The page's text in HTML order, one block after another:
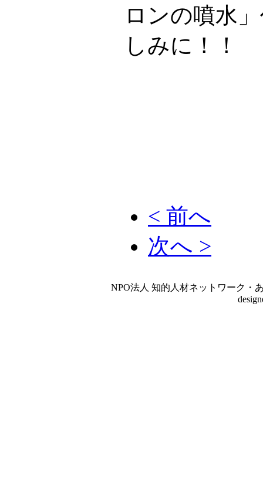
ロンの噴水
しみに！！
< 前へ
次へ >
NPO法人 知的人材ネットワーク・